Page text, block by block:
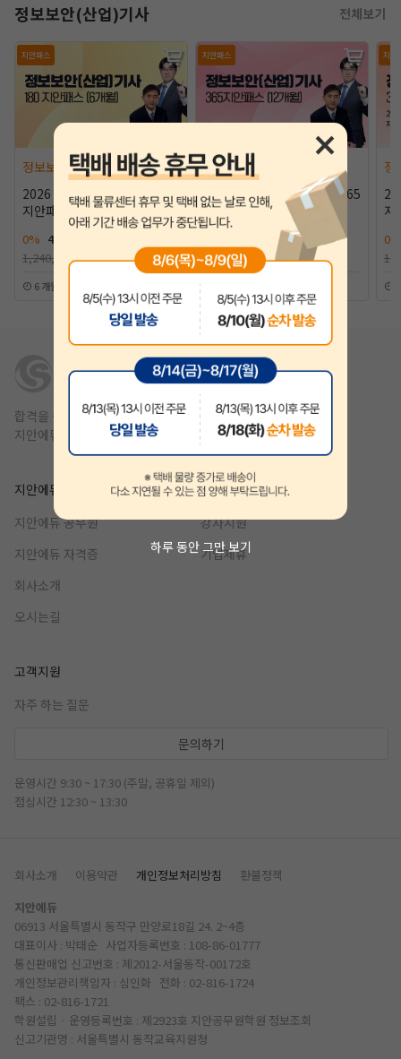
시 수강일 3일 자동 연장! 실기 87% 적중 신화 정
하루 동안 그만 보기
정보보안(산업)기사 전체보기
지안패스
정보보안(산업)기사
2026 정보보안(산업)기사 180
지안패스 (6개월)
0% 410,000원
1,240,000원
6 개월
지안패스
정보보안(산업)기사
2026 정보보안(산업)기사 365
지안패스 (12개월) NEW
480,000원
1,240,000원
지안
정
지
0%
합격을 쉽고 빠르게,
지안에듀는 1년 안에 합격을 목표를 합니다.
지안에듀
지안에듀 공무원
지안에듀 자격증
회사소개
오시는길
제휴
강사지원
기업제휴
고객지원
자주 하는 질문
문의하기
운영시간 9:30 ~ 17:30 (주말, 공휴일 제외)
점심시간 12:30 ~ 13:30
회사소개 이용약관 개인정보처리방침
환불정책
지안에듀
06913 서울특별시 동작구 만양로18길 24. 2~4층
대표이사 : 박태순 사업자등록번호 : 108-86-01777
통신판매업 신고번호 : 제2012-서울동작-00172호
개인정보관리책임자 : 심인화 전화 : 02-816-1724
팩스 : 02-816-1721
학원설립 · 운영등록번호 : 제2923호 지안공무원학원 정보조회
신고기관명 : 서울특별시 동작교육지원청